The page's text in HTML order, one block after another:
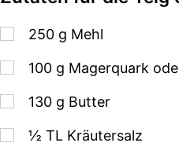
250 g Mehl
100 g Magerquark
130 g Butter
½ TL Kräutersalz